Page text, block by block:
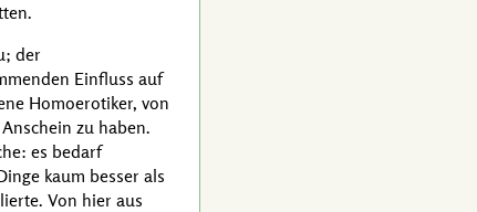
der
Einfluss auf
Homoerotiker, von
zu haben.
es bedarf
kaum besser als
Von hier aus